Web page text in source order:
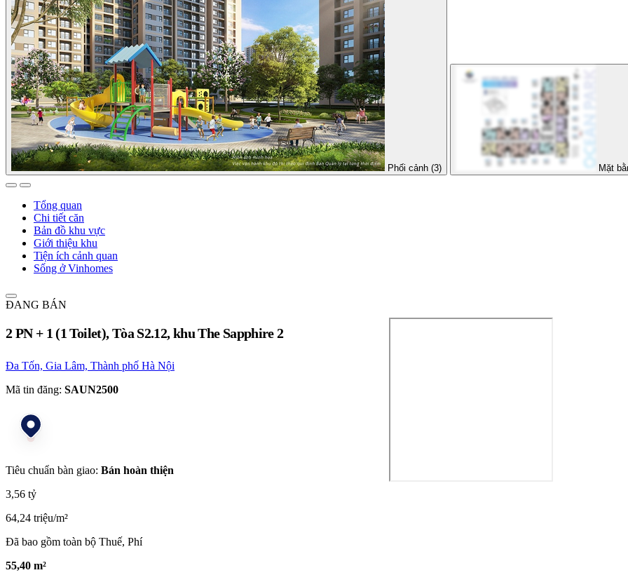
Phối cảnh (3) Mặt
Tổng quan
Chi tiết căn
Bản đồ khu vực
Giới thiệu khu
Tiện ích cảnh quan
Sống ở Vinhomes
ĐANG BÁN
2 PN + 1 (1 Toilet), Tòa S2.12, khu The Sapphire 2
Đa Tốn, Gia Lâm, Thành phố Hà Nội
Mã tin đăng: SAUN2500
Tiêu chuẩn bàn giao: Bán hoàn thiện
3,56 tỷ
64,24 triệu/m²
Đã bao gồm toàn bộ Thuế, Phí
55,40 m²